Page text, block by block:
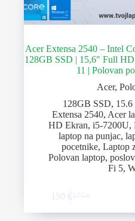
Acer Extensa 2540 – Intel
128GB SSD | 15,6″ Full
11 | Polovan
Acer,
128GB SSD, 15.6
Extensa 2540, Acer
HD Ekran, i5-7200U,
laptop na punjac,
pocetnike, Laptop
Polovan laptop,
Fi 5,
150 €